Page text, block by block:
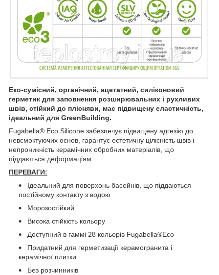
Еко‑сумісний, органічний, ацетатний, силіконовий
герметик для заповнення розширювальних і рухливих
швів, стійкий до плісняви, має підвищену еластичність,
ідеальний для GreenBuilding.
Fugabella® Eco Silicone забезпечує підвищену адгезію до
невсмоктуючих основ, гарантує естетичну цілісність швів і
непроникність керамічних обробних матеріалів, що
піддаються деформаціям.
ПЕРЕВАГИ:
Ідеальний для поверхонь басейнів, що піддаються
постійному контакту з водою
Морозостійкий
Висока стійкість кольору
Доступний в гаммі 28 кольорів Fugabella®Eco
Придатний для герметизації керамогранита і
керамічної плитки
Без розчинників